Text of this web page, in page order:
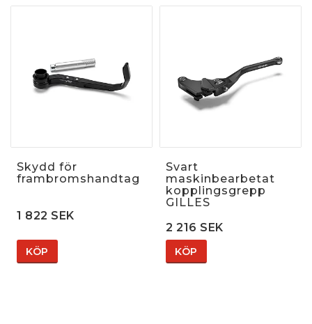
Skydd för
frambromshandtag
1 822 SEK
KÖP
Svart
maskinbearbetat
kopplingsgrepp
GILLES
2 216 SEK
KÖP